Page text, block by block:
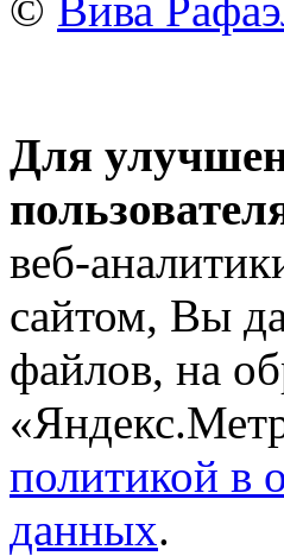
Для
веб-
сайтом, Вы
файлов, на
политикой в
данных.